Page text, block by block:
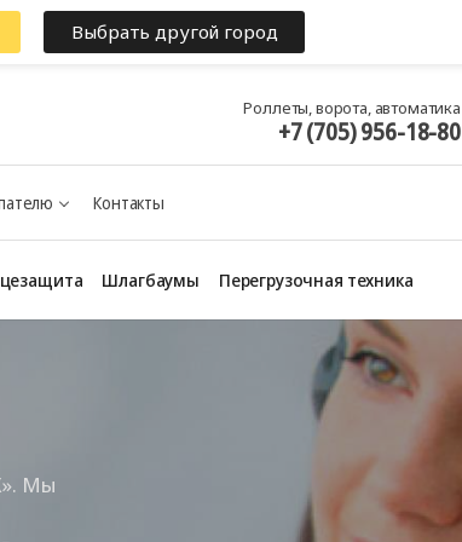
Роллеты, ворота, автоматика
+7 (705) 956-18-80
Контакты
Шлагбаумы Перегрузочная техника
Мы
Выбрать другой город